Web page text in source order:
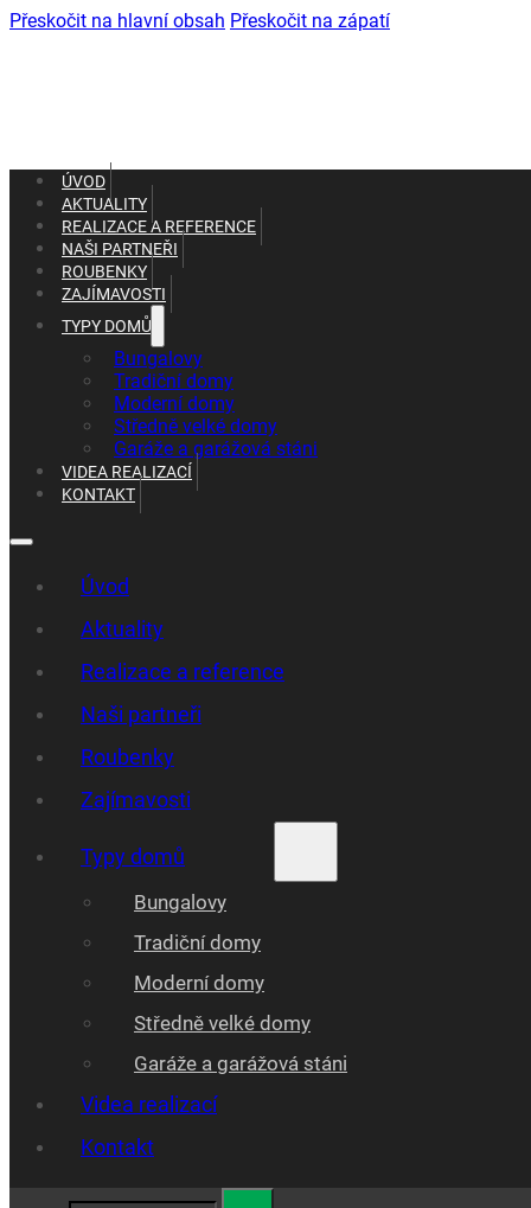
Přeskočit na hlavní obsah Přeskočit na zápatí
+420 602 661 287
+420 465 637 010
ÚVOD
AKTUALITY
REALIZACE A REFERENCE
NAŠI PARTNEŘI
ROUBENKY
ZAJÍMAVOSTI
TYPY DOMŮ
Bungalovy
Tradiční domy
Moderní domy
Středně velké domy
Garáže a garážová stáni
VIDEA REALIZACÍ
KONTAKT
Úvod
Aktuality
Realizace a reference
Naši partneři
Roubenky
Zajímavosti
Typy domů
Bungalovy
Tradiční domy
Moderní domy
Středně velké domy
Garáže a garážová stáni
Videa realizací
Kontakt